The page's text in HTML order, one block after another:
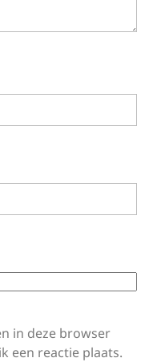
in deze browser
een reactie plaats.